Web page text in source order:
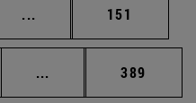
... Páginas intermedias
Página
151
... Páginas intermedias
Página
389